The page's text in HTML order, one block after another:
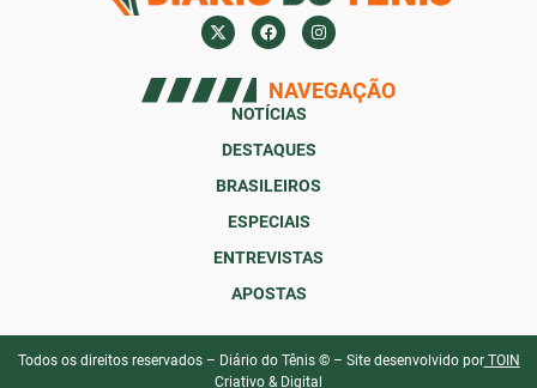
NAVEGAÇÃO
NOTÍCIAS
DESTAQUES
BRASILEIROS
ESPECIAIS
ENTREVISTAS
APOSTAS
Todos os direitos reservados – Diário do Tênis © – Site desenvolvido por TOIN
Criativo & Digital